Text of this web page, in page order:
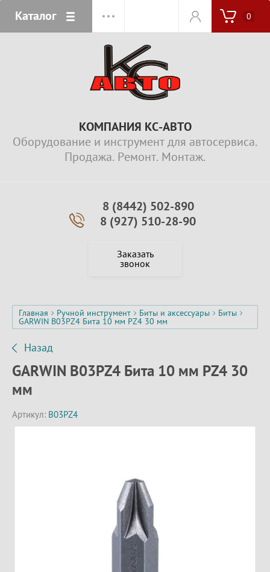
Каталог 0
КОМПАНИЯ КС-АВТО
Оборудование и инструмент для автосервиса.
Продажа. Ремонт. Монтаж.
8 (8442) 502-890
8 (927) 510-28-90
Заказать
звонок
Главная Ручной инструмент Биты и аксессуары Биты
GARWIN B03PZ4 Бита 10 мм PZ4 30 мм
Назад
GARWIN B03PZ4 Бита 10 мм PZ4 30
мм
Артикул: B03PZ4